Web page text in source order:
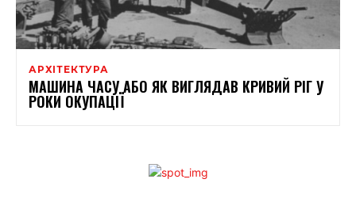
АРХІТЕКТУРА
МАШИНА ЧАСУ АБО ЯК ВИГЛЯДАВ КРИВИЙ РІГ У
РОКИ ОКУПАЦІЇ